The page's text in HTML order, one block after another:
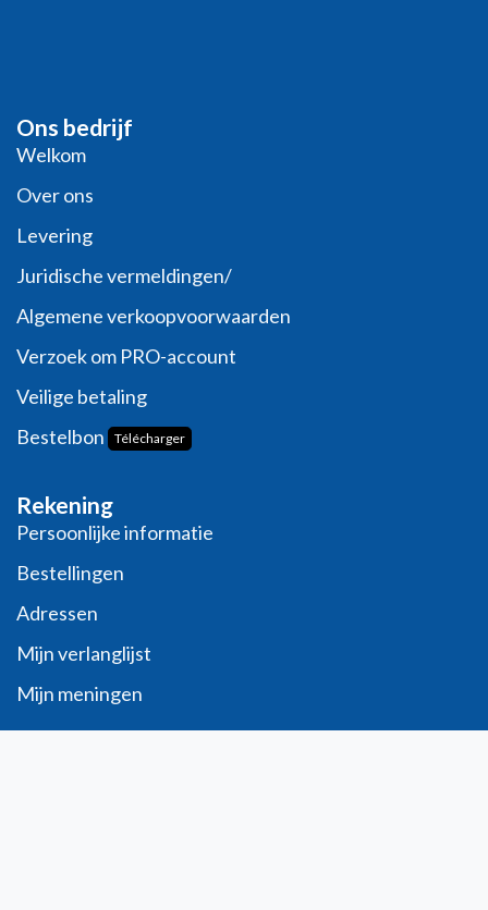
Ons bedrijf
Welkom
Over ons
Levering
Juridische vermeldingen/
Algemene verkoopvoorwaarden
Verzoek om PRO-account
Veilige betaling
Bestelbon
Télécharger
Rekening
Persoonlijke informatie
Bestellingen
Adressen
Mijn verlanglijst
Mijn meningen